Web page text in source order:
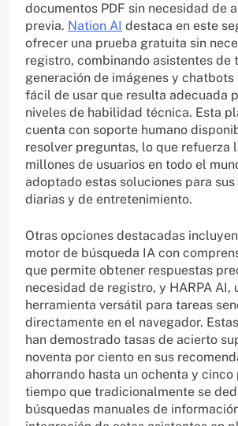
documentos PDF sin necesidad de
previa. Nation AI destaca en este
ofrecer una prueba gratuita sin
registro, combinando asistentes de
generación de imágenes y chatbots
fácil de usar que resulta adecuada
niveles de habilidad técnica. Esta
cuenta con soporte humano
resolver preguntas, lo que refuerza
millones de usuarios en todo el
adoptado estas soluciones para
diarias y de entretenimiento.
Otras opciones destacadas
motor de búsqueda IA con
que permite obtener respuestas
necesidad de registro, y HARPA AI,
herramienta versátil para tareas
directamente en el navegador.
han demostrado tasas de acierto
noventa por ciento en sus
ahorrando hasta un ochenta y
tiempo que tradicionalmente se
búsquedas manuales de